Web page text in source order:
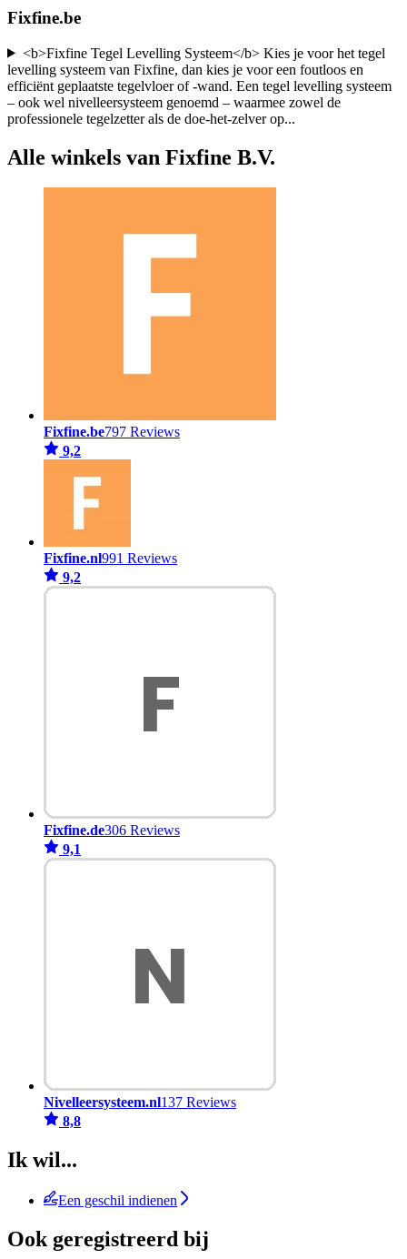
Fixfine.be
<b>Fixfine Tegel Levelling Systeem</b> Kies je voor het tegel
levelling systeem van Fixfine, dan kies je voor een foutloos en
efficiënt geplaatste tegelvloer of -wand. Een tegel levelling systeem
– ook wel nivelleersysteem genoemd – waarmee zowel de
professionele tegelzetter als de doe-het-zelver op...
Alle winkels van Fixfine B.V.
Fixfine.be797 Reviews
9,2
Fixfine.nl991 Reviews
9,2
Fixfine.de306 Reviews
9,1
Nivelleersysteem.nl137 Reviews
8,8
Ik wil...
Een geschil indienen
Ook geregistreerd bij